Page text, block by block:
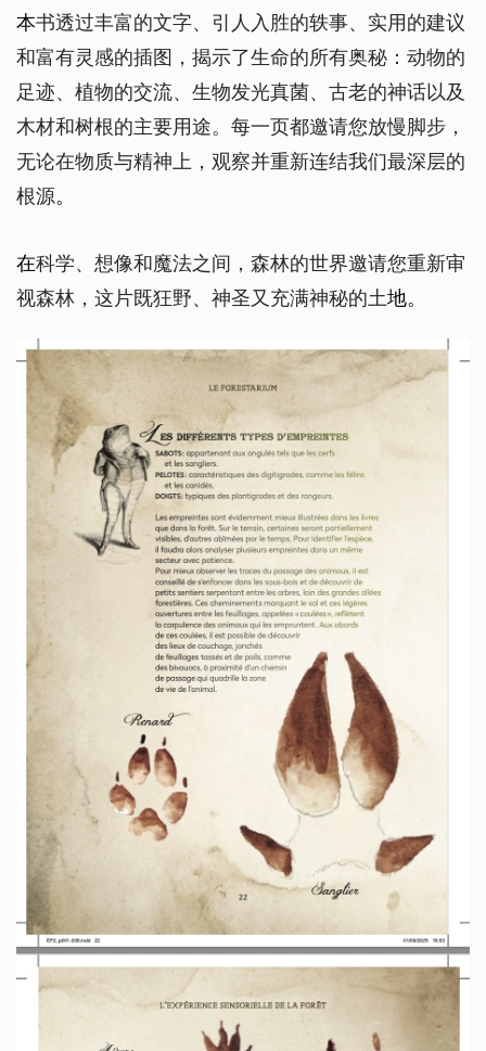
本书透过丰富的文字、引人入胜的轶事、实用的建议
和富有灵感的插图，揭示了生命的所有奥秘：动物的
足迹、植物的交流、生物发光真菌、古老的神话以及
木材和树根的主要用途。每一页都邀请您放慢脚步，
无论在物质与精神上，观察并重新连结我们最深层的
根源。
在科学、想像和魔法之间，森林的世界邀请您重新审
视森林，这片既狂野、神圣又充满神秘的土地。